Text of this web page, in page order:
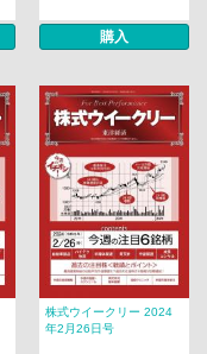
購入
株式ウイークリー 2024
年2月26日号